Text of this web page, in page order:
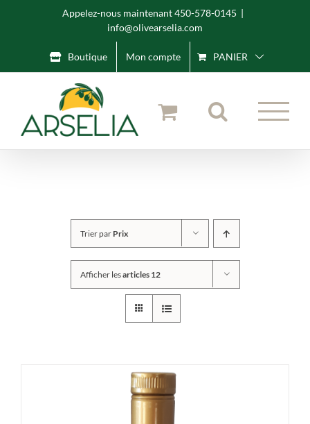
Appelez-nous maintenant 450-578-0145 |
info@olivearselia.com
Boutique Mon compte PANIER
Trier par Prix
Afficher lesarticles 12